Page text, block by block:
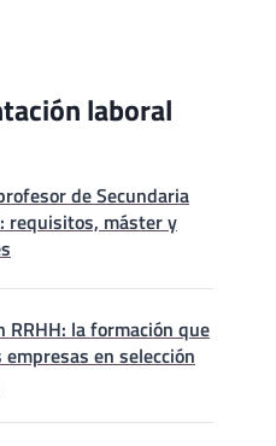
laboral
de Secundaria
requisitos, máster y
RRHH: la formación que
empresas en selección